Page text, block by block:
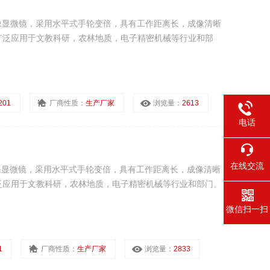
微镜，采用水平式手轮变倍，具有工作距离长，成像清晰
应用于文教科研，农林地质，电子精密机械等行业和部
厂商性质： 生产厂家 浏览量： 2613
微镜，采用水平式手轮变倍，具有工作距离长，成像清晰
用于文教科研，农林地质，电子精密机械等行业和部门。
厂商性质： 生产厂家 浏览量： 2833
电话
在线交流
微信扫一扫